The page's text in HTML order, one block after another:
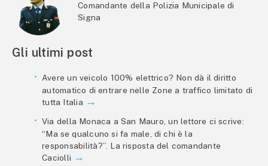
Comandante della Polizia Municipale di
Signa
Gli ultimi post
Avere un veicolo 100% elettrico? Non dà il diritto
automatico di entrare nelle Zone a traffico limitato di
tutta Italia
Via della Monaca a San Mauro, un lettore ci scrive:
“Ma se qualcuno si fa male, di chi è la
responsabilità?”. La risposta del comandante
Caciolli